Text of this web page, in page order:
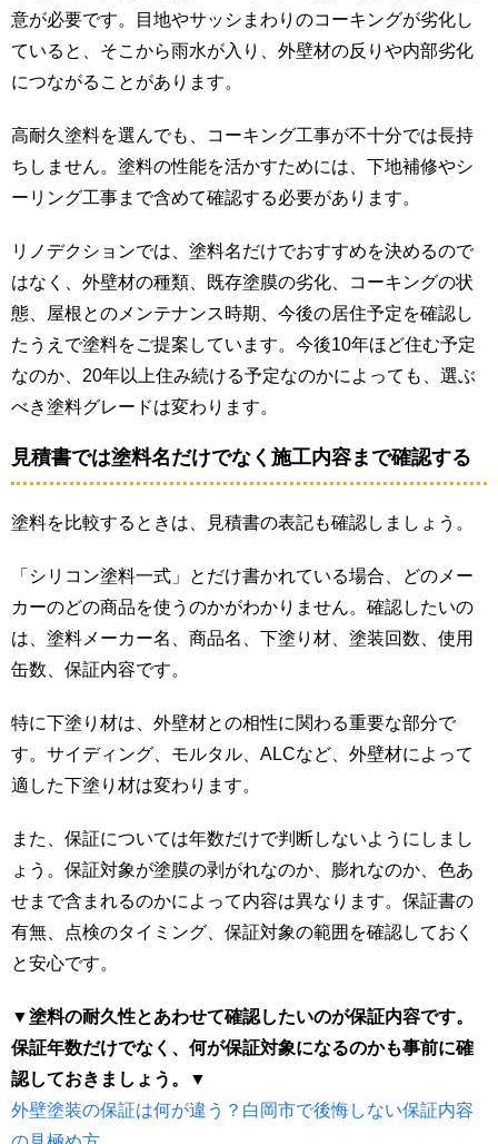
意が必要です。目地やサッシまわりのコーキングが劣化し
ていると、そこから雨水が入り、外壁材の反りや内部劣化
につながることがあります。
高耐久塗料を選んでも、コーキング工事が不十分では長持
ちしません。塗料の性能を活かすためには、下地補修やシ
ーリング工事まで含めて確認する必要があります。
リノデクションでは、塗料名だけでおすすめを決めるので
はなく、外壁材の種類、既存塗膜の劣化、コーキングの状
態、屋根とのメンテナンス時期、今後の居住予定を確認し
たうえで塗料をご提案しています。今後10年ほど住む予定
なのか、20年以上住み続ける予定なのかによっても、選ぶ
べき塗料グレードは変わります。
見積書では塗料名だけでなく施工内容まで確認する
塗料を比較するときは、見積書の表記も確認しましょう。
「シリコン塗料一式」とだけ書かれている場合、どのメー
カーのどの商品を使うのかがわかりません。確認したいの
は、塗料メーカー名、商品名、下塗り材、塗装回数、使用
缶数、保証内容です。
特に下塗り材は、外壁材との相性に関わる重要な部分で
す。サイディング、モルタル、ALCなど、外壁材によって
適した下塗り材は変わります。
また、保証については年数だけで判断しないようにしまし
ょう。保証対象が塗膜の剥がれなのか、膨れなのか、色あ
せまで含まれるのかによって内容は異なります。保証書の
有無、点検のタイミング、保証対象の範囲を確認しておく
と安心です。
▼塗料の耐久性とあわせて確認したいのが保証内容です。
保証年数だけでなく、何が保証対象になるのかも事前に確
認しておきましょう。▼
外壁塗装の保証は何が違う？白岡市で後悔しない保証内容